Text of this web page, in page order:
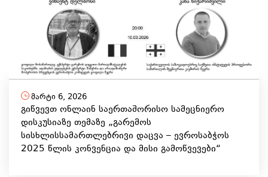
მარტი 6, 2026
გიწვევთ ონლაინ საერთაშორისო სამეცნიერო
დისკუსიაზე თემაზე „გარემოს
სისხლისსამართლებრივი დაცვა – ევროსაბჭოს
2025 წლის კონვენცია და მისი გამოწვევები“